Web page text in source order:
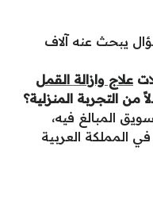
يبحث عنه آلاف
علاج وازالة القمل
من التجربة المنزلية؟
المبالغ فيه،
المملكة العربية